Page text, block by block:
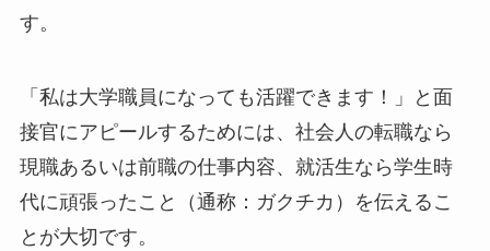
す。
「私は大学職員になっても活躍できます！」と面
接官にアピールするためには、社会人の転職なら
現職あるいは前職の仕事内容、就活生なら学生時
代に頑張ったこと（通称：ガクチカ）を伝えるこ
とが大切です。